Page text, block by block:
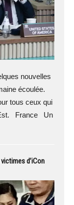
nouvelles
écoulée.
tous ceux qui
France Un
d’iCon